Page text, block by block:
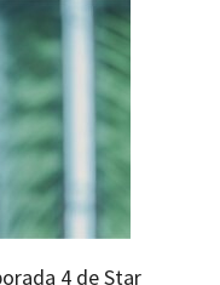
4 de Star